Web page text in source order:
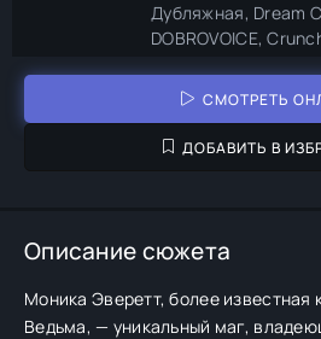
Дубляжная, Dream
DOBROVOICE,
СМОТРЕТЬ
ДОБАВИТЬ В
Описание сюжета
Моника Эверетт, более известная
Ведьма, — уникальный маг,